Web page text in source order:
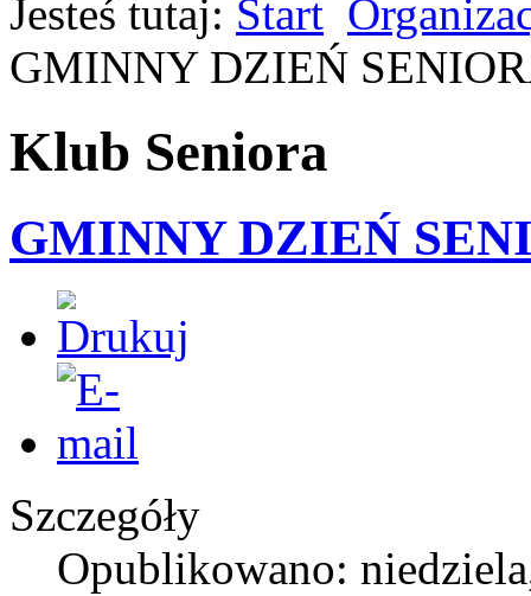
Jesteś tutaj: Start
GMINNY DZIEŃ
Klub Seniora
GMINNY DZIEŃ
Szczegóły
Opublikowano: